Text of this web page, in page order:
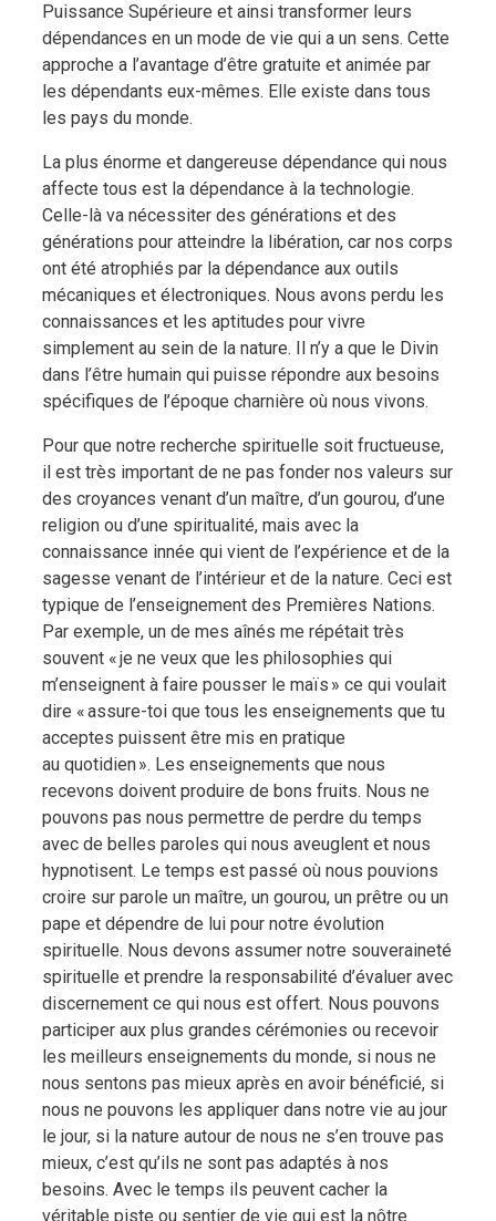
Puissance Supérieure et ainsi transformer leurs
dépendances en un mode de vie qui a un sens. Cette
approche a l’avantage d’être gratuite et animée par
les dépendants eux-mêmes. Elle existe dans tous
les pays du monde.
La plus énorme et dangereuse dépendance qui nous
affecte tous est la dépendance à la technologie.
Celle-là va nécessiter des générations et des
générations pour atteindre la libération, car nos corps
ont été atrophiés par la dépendance aux outils
mécaniques et électroniques. Nous avons perdu les
connaissances et les aptitudes pour vivre
simplement au sein de la nature. Il n’y a que le Divin
dans l’être humain qui puisse répondre aux besoins
spécifiques de l’époque charnière où nous vivons.
Pour que notre recherche spirituelle soit fructueuse,
il est très important de ne pas fonder nos valeurs sur
des croyances venant d’un maître, d’un gourou, d’une
religion ou d’une spiritualité, mais avec la
connaissance innée qui vient de l’expérience et de la
sagesse venant de l’intérieur et de la nature. Ceci est
typique de l’enseignement des Premières Nations.
Par exemple, un de mes aînés me répétait très
souvent « je ne veux que les philosophies qui
m’enseignent à faire pousser le maïs » ce qui voulait
dire « assure-toi que tous les enseignements que tu
acceptes puissent être mis en pratique
au quotidien ». Les enseignements que nous
recevons doivent produire de bons fruits. Nous ne
pouvons pas nous permettre de perdre du temps
avec de belles paroles qui nous aveuglent et nous
hypnotisent. Le temps est passé où nous pouvions
croire sur parole un maître, un gourou, un prêtre ou un
pape et dépendre de lui pour notre évolution
spirituelle. Nous devons assumer notre souveraineté
spirituelle et prendre la responsabilité d’évaluer avec
discernement ce qui nous est offert. Nous pouvons
participer aux plus grandes cérémonies ou recevoir
les meilleurs enseignements du monde, si nous ne
nous sentons pas mieux après en avoir bénéficié, si
nous ne pouvons les appliquer dans notre vie au jour
le jour, si la nature autour de nous ne s’en trouve pas
mieux, c’est qu’ils ne sont pas adaptés à nos
besoins. Avec le temps ils peuvent cacher la
véritable piste ou sentier de vie qui est la nôtre.